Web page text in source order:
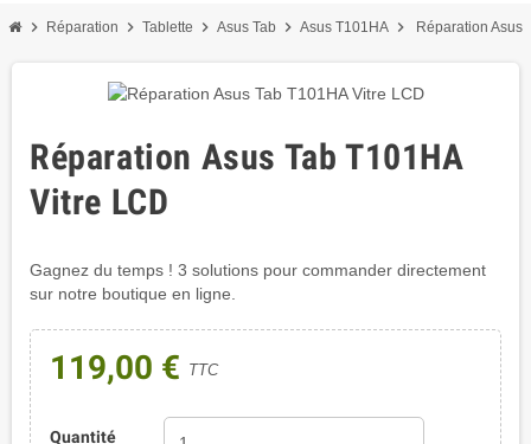
chevron_right Réparation chevron_right Tablette chevron_right Asus Tab chevron_right Asus T101HA chevron_right Réparation Asus
Réparation Asus Tab T101HA
Vitre LCD
Gagnez du temps ! 3 solutions pour commander directement
sur notre boutique en ligne.
119,00 € TTC
Quantité